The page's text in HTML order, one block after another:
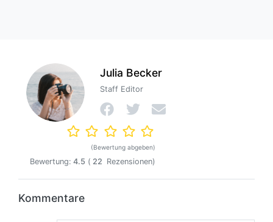
Julia Becker
Staff Editor
(Bewertung abgeben)
Bewertung: 4.5 ( 22 Rezensionen)
Kommentare